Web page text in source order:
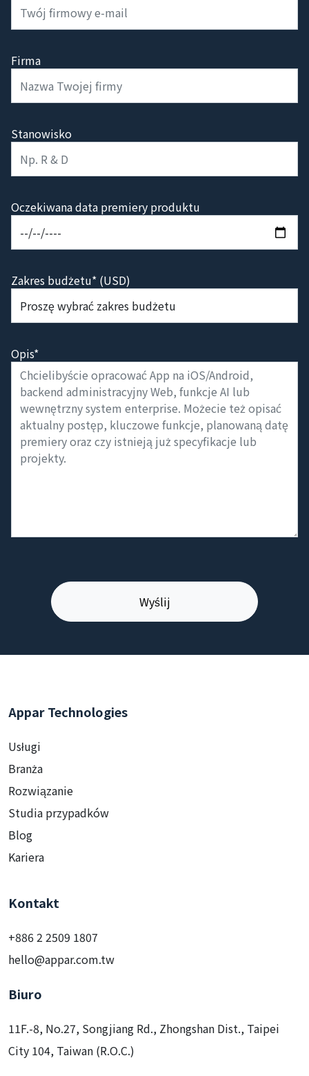
Firma
Stanowisko
Oczekiwana data premiery produktu
Zakres budżetu* (USD)
Opis*
Appar Technologies
Usługi
Branża
Rozwiązanie
Studia przypadków
Blog
Kariera
Kontakt
+886 2 2509 1807
hello@appar.com.tw
Biuro
11F.-8, No.27, Songjiang Rd., Zhongshan Dist., Taipei
City 104, Taiwan (R.O.C.)